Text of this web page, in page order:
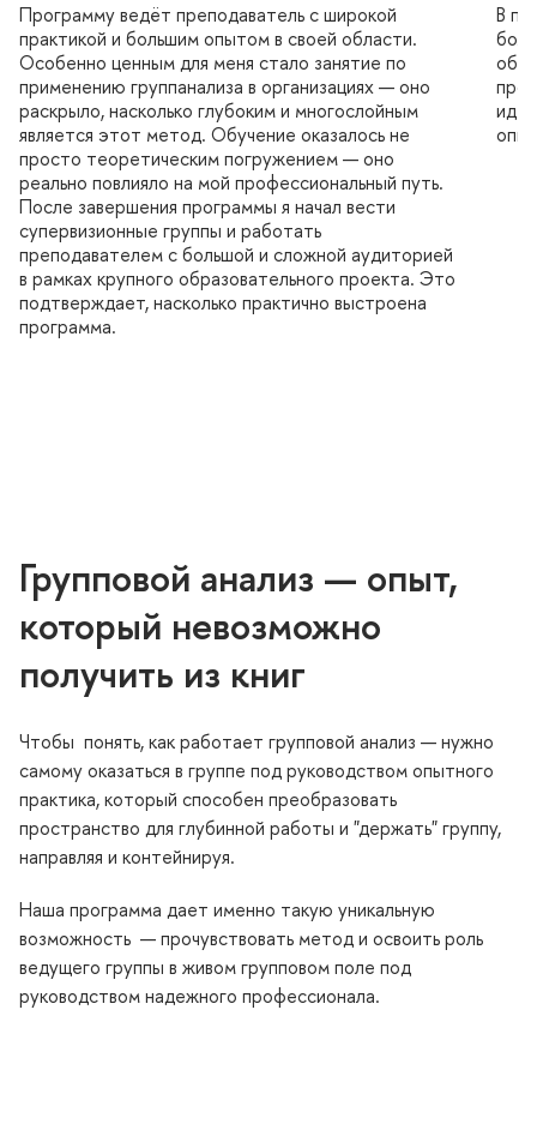
Программу ведёт преподаватель с широкой
практикой и большим опытом в своей области.
Особенно ценным для меня стало занятие по
применению группанализа в организациях — оно
раскрыло, насколько глубоким и многослойным
является этот метод. Обучение оказалось не
просто теоретическим погружением — оно
реально повлияло на мой профессиональный путь.
После завершения программы я начал вести
супервизионные группы и работать
преподавателем с большой и сложной аудиторией
рамках крупного образовательного проекта. Это
подтверждает, насколько практично выстроена
программа.
Групповой анализ — опыт,
который невозможно
получить из кни
Чтобы понять, как работает групповой анализ — нужно
самому оказаться в группе под руководством опытного
практика, который способен преобразовать
пространство для глубинной работы и "держать" группу,
направляя и контейнируя.
Наша программа дает именно такую уникальную
озможность — прочувствовать метод и освоить роль
едущего группы в живом групповом поле под
руководством надежного профессионала.